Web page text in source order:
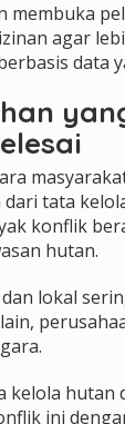
membuka
agar
data
dari tata
konflik
hutan.
lokal
kelola hutan
ini